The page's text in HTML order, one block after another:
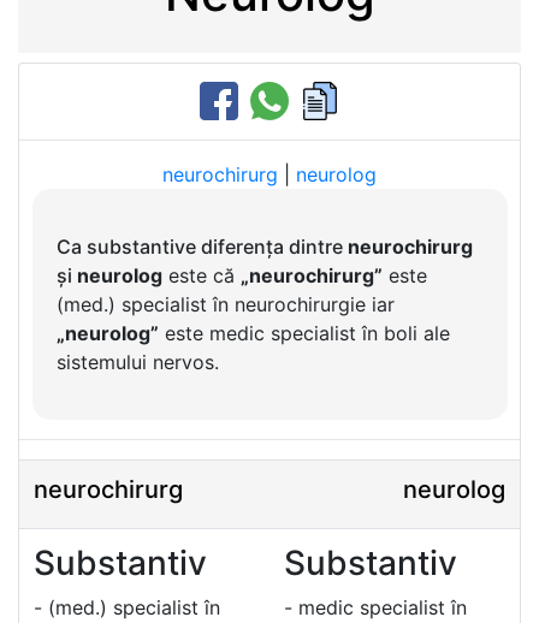
neurochirurg neurolog
Ca substantive diferența dintre neurochirurg
și neurologeste că „neurochirurg” este
(med.) specialist în neurochirurgie iar
„neurolog” este medic specialist în boli ale
sistemului nervos.
neurochirurg neurolog
Substantiv
- (med.) specialist în
Substantiv
- medic specialist în